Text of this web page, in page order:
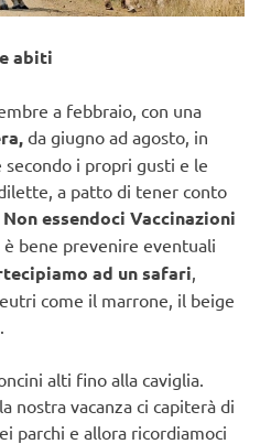
abiti
a febbraio, con una
da giugno ad agosto, in
i propri gusti e le
a patto di tener conto
Non essendoci Vaccinazioni
, è bene prevenire eventuali
ad un safari
come il marrone, il beige
alti fino alla caviglia.
nostra vacanza ci capiterà di
parchi e allora ricordiamoci